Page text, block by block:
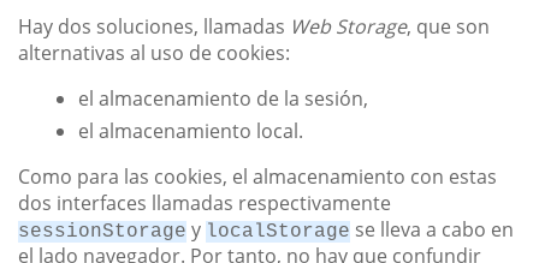
Hay dos soluciones, llamadas Web Storage, que son
alternativas al uso de cookies:
el almacenamiento de la sesión,
el almacenamiento local.
Como para las cookies, el almacenamiento con estas
dos interfaces llamadas respectivamente
sessionStorage y localStorage se lleva a cabo en
el lado navegador. Por tanto, no hay que confundir